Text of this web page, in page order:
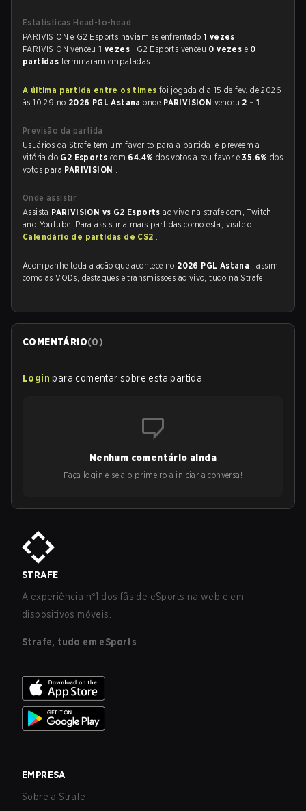
Estatísticas Head-to-head
PARIVISION e G2 Esports haviam se enfrentado 1 vezes .
PARIVISION venceu1 vezes , G2 Esports venceu 0 vezes e 0
partidas terminaram empatadas.
A última partida entre os times foi jogada dia 15 de fev. de 2026
às 10:29 no 2026 PGL Astanaonde PARIVISION venceu 2 - 1 .
Previsão da partida
Usuários da Strafe tem um favorito para a partida, e preveem a
vitória do G2 Esports com 64.4% dos votos a seu favor e35.6% dos
votos para PARIVISION .
Onde assistir
Assista PARIVISION vs G2 Esportsao vivo na strafe.com, Twitch
and Youtube. Para assistir a mais partidas como esta, visite o
Calendário de partidas de CS2 .
Acompanhe toda a ação que acontece no 2026 PGL Astana , assim
como as VODs, destaques e transmissões ao vivo, tudo na Strafe.
COMENTÁRIO(0)
Login para comentar sobre esta partida
Nenhum comentário ainda
Faça login e seja o primeiro a iniciar a conversa!
STRAFE
A experiência nº1 dos fãs de eSports na web e em
dispositivos móveis.
Strafe, tudo em eSports
EMPRESA
Sobre a Strafe